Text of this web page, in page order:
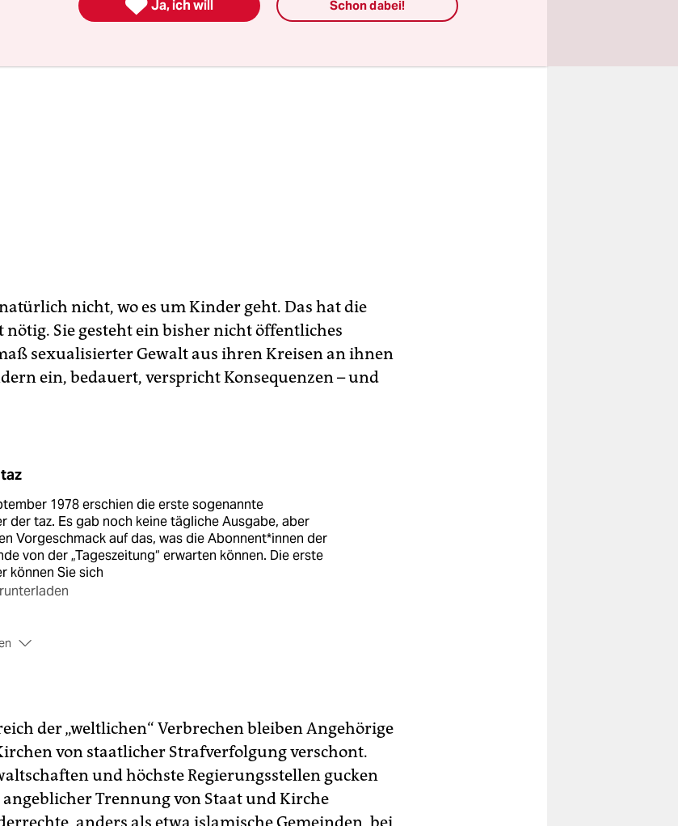
nicht, wo es um Kinder geht. Das hat die
Sie gesteht ein bisher nicht öffentliches
sexualisierter Gewalt aus ihren Kreisen an ihnen
ein, bedauert, verspricht Konsequenzen – und
1978 erschien die erste sogenannte
der taz. Es gab noch keine tägliche Ausgabe, aber
Vorgeschmack auf das, was die Abonnent*innen der
von der „Tageszeitung“ erwarten können. Die erste
können Sie sich
aus unserer Gründer*innen-Sonderausgabe.
der „weltlichen“ Verbrechen bleiben Angehörige
von staatlicher Strafverfolgung verschont.
und höchste Regierungsstellen gucken
Trennung von Staat und Kirche
 Ja, ich will Schon dabei!